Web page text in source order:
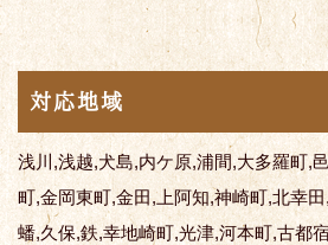
対応地域
浅川,浅越,犬島,内ケ原,浦間,大多羅町,
町,金岡東町,金田,上阿知,神崎町,北幸
蟠,久保,鉄,幸地崎町,光津,河本町,古都